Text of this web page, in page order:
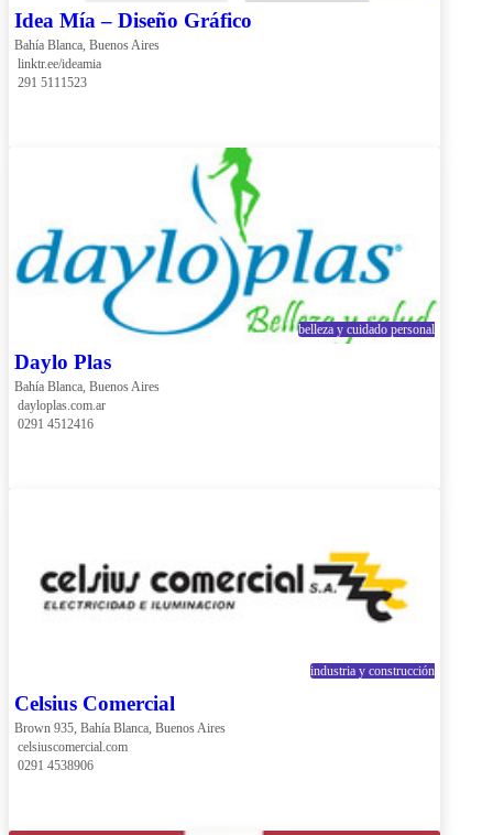
Idea Mía – Diseño Gráfico
Bahía Blanca, Buenos Aires
linktr.ee/ideamia
291 5111523
belleza y cuidado personal
Daylo Plas
Bahía Blanca, Buenos Aires
dayloplas.com.ar
0291 4512416
industria y construcción
Celsius Comercial
Brown 935, Bahía Blanca, Buenos Aires
celsiuscomercial.com
0291 4538906